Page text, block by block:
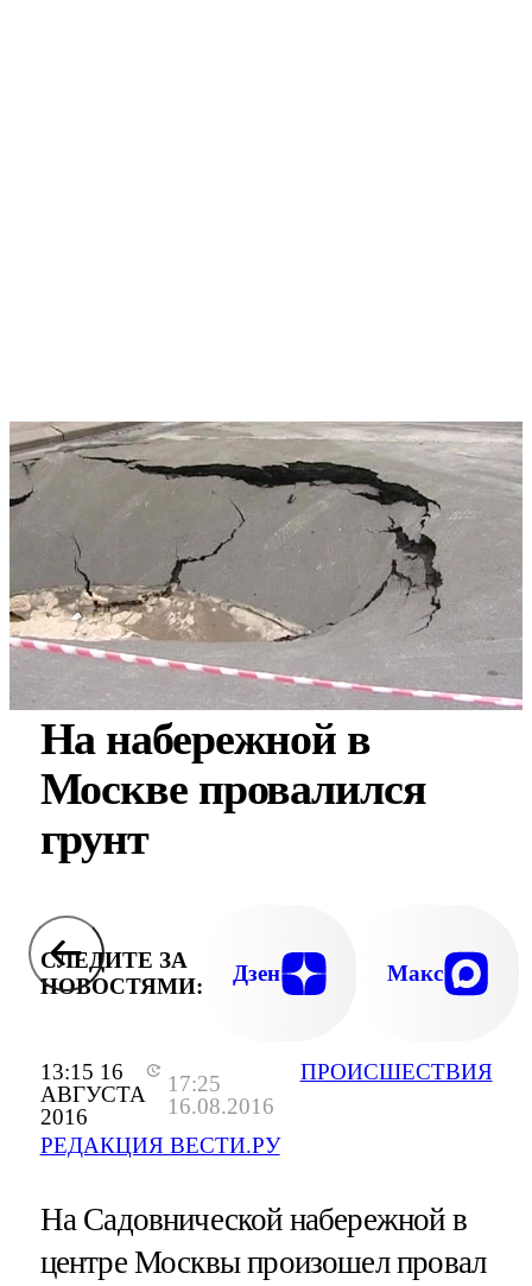
13:15 16
АВГУСТА
2016
17:25
16.08.2016
РЕДАКЦИЯ ВЕСТИ.РУ
ПРОИСШЕСТВИЯ
На набережной в
Москве провалился
грунт
СЛЕДИТЕ ЗА
НОВОСТЯМИ:
Дзен Макс
На Садовнической набережной в
центре Москвы произошел провал